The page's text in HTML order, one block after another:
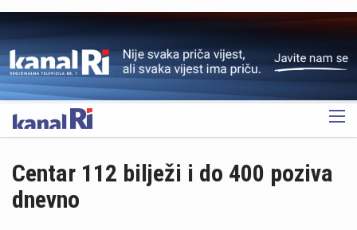
OGLAS
Centar 112 bilježi i do 400 poziva
dnevno